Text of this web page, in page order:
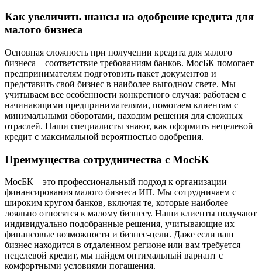
Как увеличить шансы на одобрение кредита для
малого бизнеса
Основная сложность при получении кредита для малого
бизнеса – соответствие требованиям банков. МосБК помогает
предпринимателям подготовить пакет документов и
представить свой бизнес в наиболее выгодном свете. Мы
учитываем все особенности конкретного случая: работаем с
начинающими предпринимателями, помогаем клиентам с
минимальными оборотами, находим решения для сложных
отраслей. Наши специалисты знают, как оформить нецелевой
кредит с максимальной вероятностью одобрения.
Преимущества сотрудничества с МосБК
МосБК – это профессиональный подход к организации
финансирования малого бизнеса ИП. Мы сотрудничаем с
широким кругом банков, включая те, которые наиболее
лояльно относятся к малому бизнесу. Наши клиенты получают
индивидуально подобранные решения, учитывающие их
финансовые возможности и бизнес-цели. Даже если ваш
бизнес находится в отдаленном регионе или вам требуется
нецелевой кредит, мы найдем оптимальный вариант с
комфортными условиями погашения.